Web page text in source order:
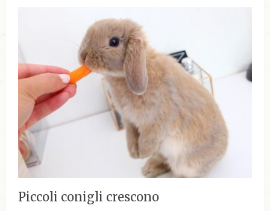
Piccoli conigli crescono